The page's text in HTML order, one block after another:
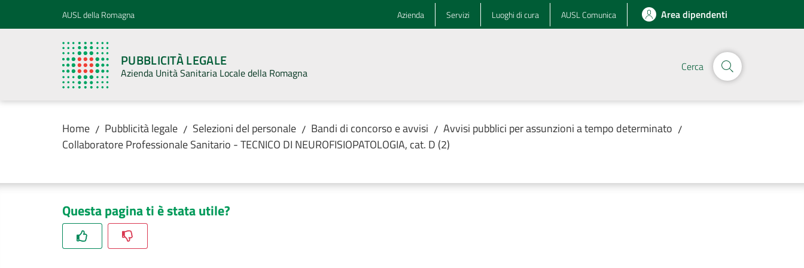
Vai al contenuto
Vai alla navigazioneAUSL della Romagna Azienda Servizi Luoghi di cura AUSL Comunica Area dipendenti
PUBBLICITÀ LEGALE
Azienda Unità Sanitaria Locale della Romagna Cerca
Home / Pubblicità legale / Selezioni del personale / Bandi di concorso e avvisi / Avvisi pubblici per assunzioni a tempo determinato /
Collaboratore Professionale Sanitario - TECNICO DI NEUROFISIOPATOLOGIA, cat. D (2)
Questa pagina ti è stata utile?